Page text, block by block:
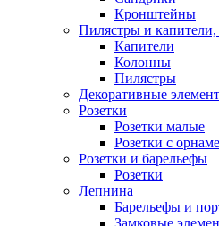
Кронштейны
Пилястры и
Капители
Колонны
Пилястры
Декоративные
Розетки
Розетки малые
Розетки с
Розетки и барельефы
Розетки
Лепнина
Барельефы и
Замковые